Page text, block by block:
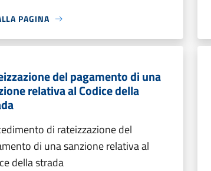
PAGINA
del pagamento di una
relativa al Codice della
di rateizzazione del
di una sanzione relativa al
della strada